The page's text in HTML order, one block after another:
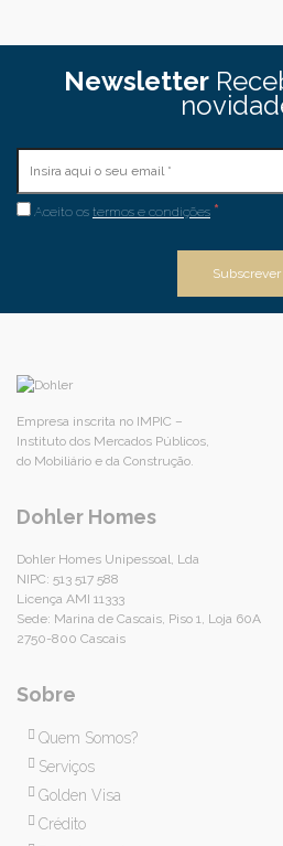
Newsletter
Aceito os termos e condições *
Empresa inscrita no IMPIC –
Instituto dos Mercados Públicos,
do Mobiliário e da Construção.
Dohler Homes
Dohler Homes Unipessoal, Lda
NIPC: 513 517 588
Licença AMI 11333
Sede: Marina de Cascais, Piso 1, Loja 60A
2750-800 Cascais
Sobre
Quem Somos?
Serviços
Golden Visa
Crédito